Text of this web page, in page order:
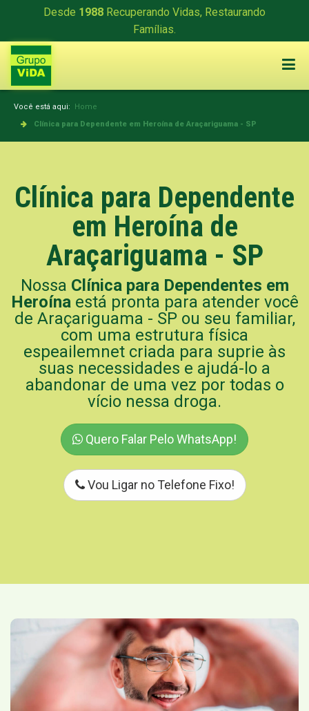
Desde 1988 Recuperando Vidas, Restaurando
Famílias.
Você está aqui: Home
Clínica para Dependente em Heroína de Araçariguama - SP
Clínica para Dependente
em Heroína de
Araçariguama - SP
Nossa Clínica para Dependentes em
Heroínaestá pronta para atender você
de Araçariguama - SP ou seu familiar,
com uma estrutura física
espeailemnet criada para suprie às
suas necessidades e ajudá-lo a
abandonar de uma vez por todas o
vício nessa droga.
Quero Falar Pelo WhatsApp!
Vou Ligar no Telefone Fixo!